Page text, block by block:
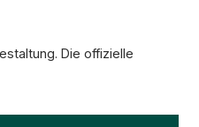
Die offizielle